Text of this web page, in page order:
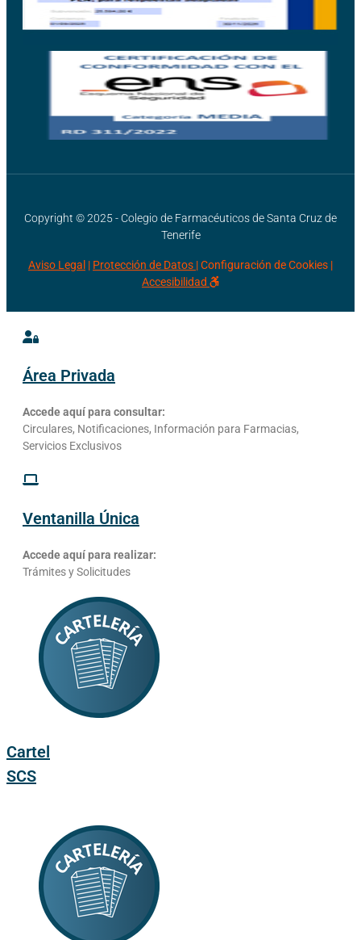
Copyright © 2025 - Colegio de Farmacéuticos de Santa Cruz de
Tenerife
Aviso Legal | Protección de Datos |Configuración de Cookies |
Accesibilidad
Área Privada
Accede aquí para consultar:
Circulares, Notificaciones, Información para Farmacias,
Servicios Exclusivos
Ventanilla Única
Accede aquí para realizar:
Trámites y Solicitudes
Cartel
SCS